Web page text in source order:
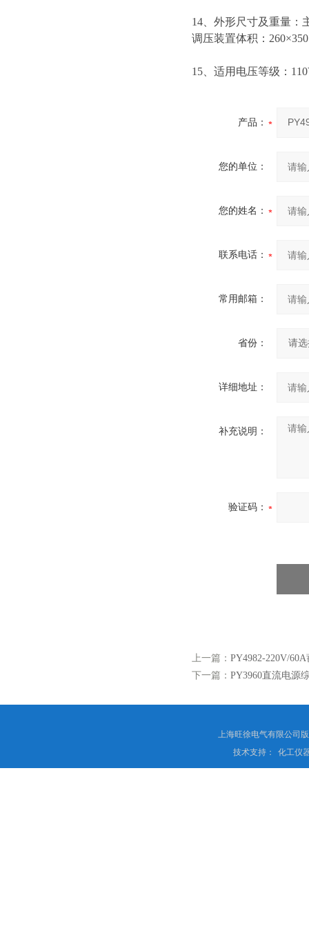
14、外形尺寸及重量：
调压装置体积：
15、适用电压等级：
产品：
您的单位：
您的姓名：
联系电话：
常用邮箱：
省份：
详细地址：
补充说明：
验证码：
上一篇： PY4982-220V/
下一篇： PY3960直流电源
上海旺徐电气有限公司
技术支持：
化工仪